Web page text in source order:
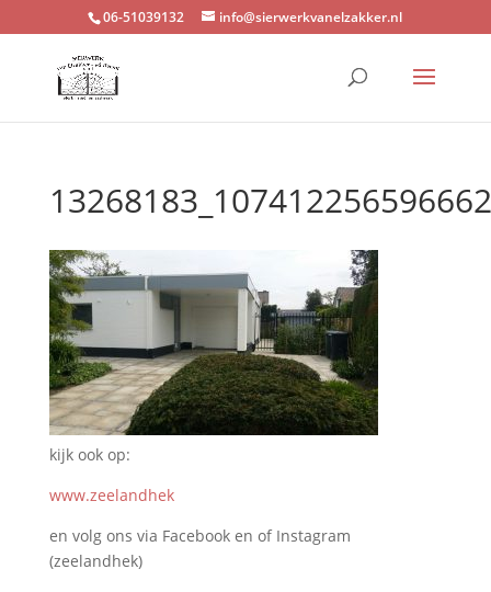
06-51039132 info@sierwerkvanelzakker.nl
kijk ook op:
www.zeelandhek
en volg ons via Facebook en of Instagram
(zeelandhek)